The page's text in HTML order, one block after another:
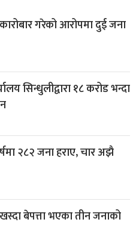
कारोबार गरेको आरोपमा दुई जना
सिन्धुलीद्वारा १८ करोड भन्दा
२८२ जना हराए, चार अझै
बेपत्ता भएका तीन जनाको